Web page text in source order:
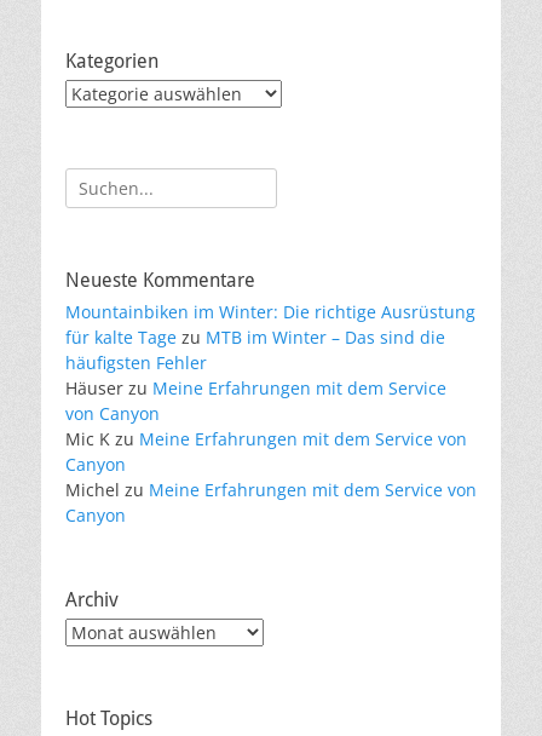
Kategorien
Kategorien
Suche
nach:
Neueste Kommentare
Mountainbiken im Winter: Die richtige Ausrüstung
für kalte Tage zu MTB im Winter – Das sind die
häufigsten Fehler
Häuser zu Meine Erfahrungen mit dem Service
von Canyon
Mic K zu Meine Erfahrungen mit dem Service von
Canyon
Michel zu Meine Erfahrungen mit dem Service von
Canyon
Archiv
Archiv
Hot Topics